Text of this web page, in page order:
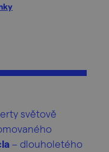
světově
– dlouholetého